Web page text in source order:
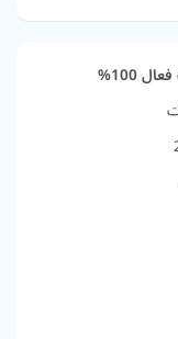
100%